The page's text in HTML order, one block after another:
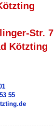
Str. 7
Kötzting
55